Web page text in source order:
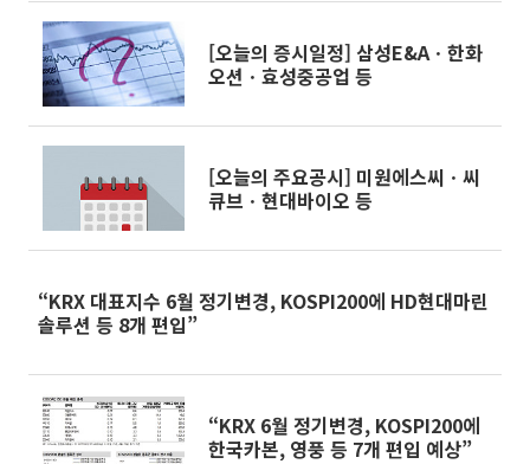
[오늘의 증시일정] 삼성E&Aㆍ한화
오션ㆍ효성중공업 등
[오늘의 주요공시] 미원에스씨ㆍ씨
큐브ㆍ현대바이오 등
“KRX 대표지수 6월 정기변경, KOSPI200에 HD현대마린
솔루션 등 8개 편입”
“KRX 6월 정기변경, KOSPI200에
한국카본, 영풍 등 7개 편입 예상”